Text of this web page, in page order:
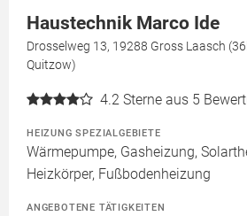
Haustechnik Marco Ide
Drosselweg 13, 19288 Gross Laasch
Quitzow)
4.2 Sterne aus 5
HEIZUNG SPEZIALGEBIETE
Wärmepumpe, Gasheizung,
Heizkörper, Fußbodenheizung
ANGEBOTENE TÄTIGKEITEN